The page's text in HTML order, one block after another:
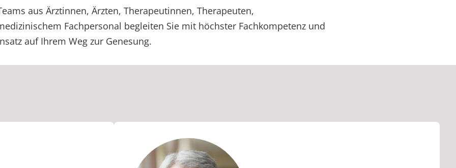
aus Ärztinnen, Ärzten, Therapeutinnen, Therapeuten,
Fachpersonal begleiten Sie mit höchster Fachkompetenz und
auf Ihrem Weg zur Genesung.